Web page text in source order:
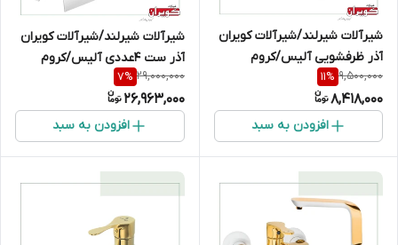
شیرآلات شیرلند/شیرآلات کویران
آذر ظرفشویی آلیس/کروم
9,500,000
11%
8,418,000
افزودن به سبد
شیرآلات شیرلند/شیرآلات کویران
آذر ست 4عددی آلیس/کروم
29,000,000
7%
26,963,000
افزودن به سبد